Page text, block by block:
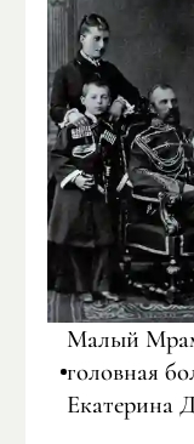
Малый
головная
Екатерина